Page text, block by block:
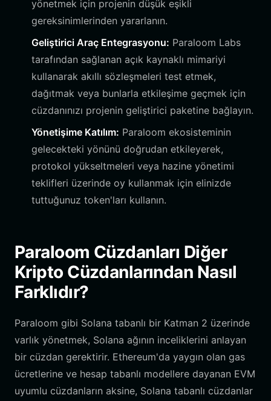
yönetmek için projenin düşük eşikli
gereksinimlerinden yararlanın.
Geliştirici Araç Entegrasyonu: Paraloom Labs
tarafından sağlanan açık kaynaklı mimariyi
kullanarak akıllı sözleşmeleri test etmek,
dağıtmak veya bunlarla etkileşime geçmek için
cüzdanınızı projenin geliştirici paketine bağlayın.
Yönetişime Katılım: Paraloom ekosisteminin
gelecekteki yönünü doğrudan etkileyerek,
protokol yükseltmeleri veya hazine yönetimi
teklifleri üzerinde oy kullanmak için elinizde
tuttuğunuz token'ları kullanın.
Paraloom Cüzdanları Diğer
Kripto Cüzdanlarından Nasıl
Farklıdır?
Paraloom gibi Solana tabanlı bir Katman 2 üzerinde
varlık yönetmek, Solana ağının inceliklerini anlayan
bir cüzdan gerektirir. Ethereum'da yaygın olan gas
ücretlerine ve hesap tabanlı modellere dayanan EVM
uyumlu cüzdanların aksine, Solana tabanlı cüzdanlar